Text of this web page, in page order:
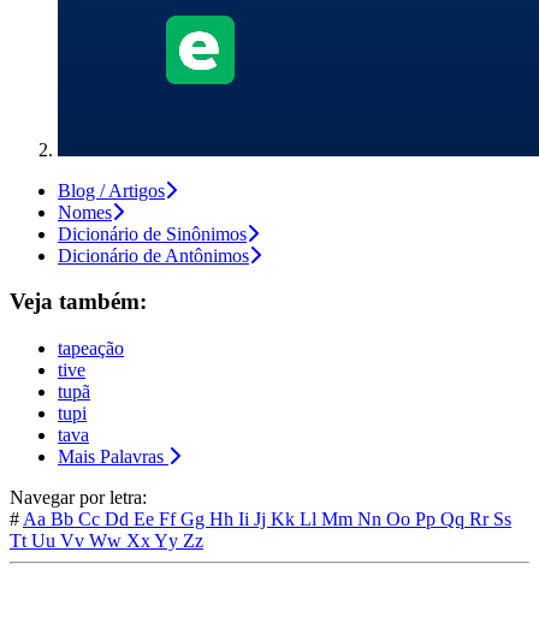
Blog / Artigos
Nomes
Dicionário de Sinônimos
Dicionário de Antônimos
Veja também:
tapeação
tive
tupã
tupi
tava
Mais Palavras
Navegar por letra:
# Aa Bb Cc Dd Ee FfGg Hh Ii Jj Kk Ll Mm Nn Oo Pp Qq Rr Ss
Tt Uu Vv Ww XxYy Zz